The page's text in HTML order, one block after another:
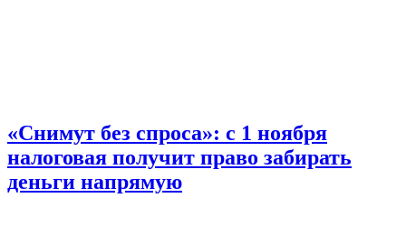
«Снимут без спроса»: с 1 ноября
налоговая получит право забирать
деньги напрямую